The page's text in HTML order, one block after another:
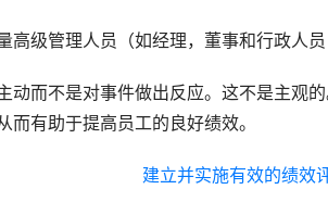
高级管理人员（如经理，董事和行政人
动而不是对事件做出反应。这不是主观
有助于提高员工的良好绩效。